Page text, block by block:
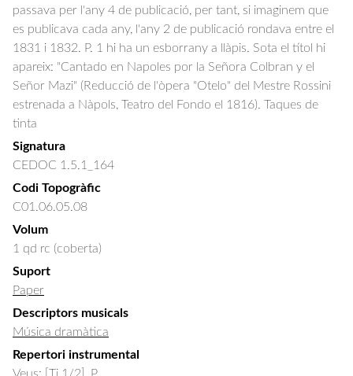
passava per l'any 4 de publicació, per tant, si imaginem que
es publicava cada any, l'any 2 de publicació rondava entre el
1831 i 1832. P. 1 hi ha un esborrany a llàpis. Sota el títol hi
apareix: "Cantado en Napoles por la Señora Colbran y el
Señor Mazi" (Reducció de l'òpera "Otelo" del Mestre Rossini
estrenada a Nàpols, Teatro del Fondo el 1816). Taques de
tinta
Signatura
CEDOC 1.5.1_164
Codi Topogràfic
C01.06.05.08
Volum
1 qd rc (coberta)
Suport
Paper
Descriptors musicals
Música dramàtica
Repertori instrumental